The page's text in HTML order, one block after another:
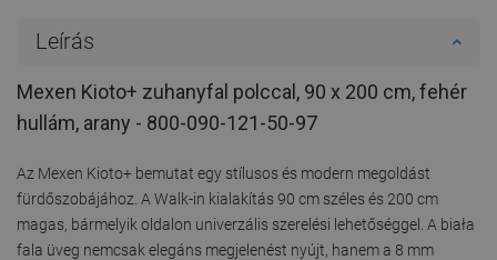
Leírás
Mexen Kioto+ zuhanyfal polccal, 90 x 200 cm, fehér
hullám, arany - 800-090-121-50-97
Az Mexen Kioto+ bemutat egy stílusos és modern megoldást
fürdőszobájához. A Walk-in kialakítás 90 cm széles és 200 cm
magas, bármelyik oldalon univerzális szerelési lehetőséggel. A biała
fala üveg nemcsak elegáns megjelenést nyújt, hanem a 8 mm